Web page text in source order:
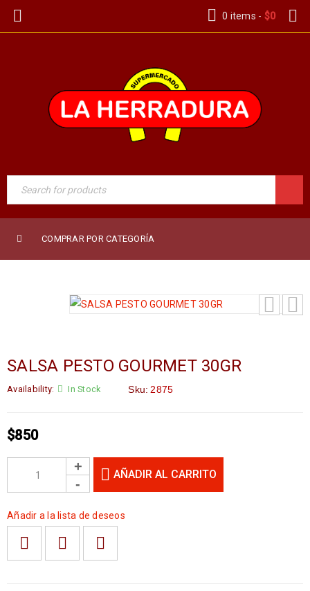
0 items - $0
COMPRAR POR CATEGORÍA
SALSA PESTO GOURMET 30GR
Availability: In Stock Sku: 2875
$850
AÑADIR AL CARRITO
Añadir a la lista de deseos